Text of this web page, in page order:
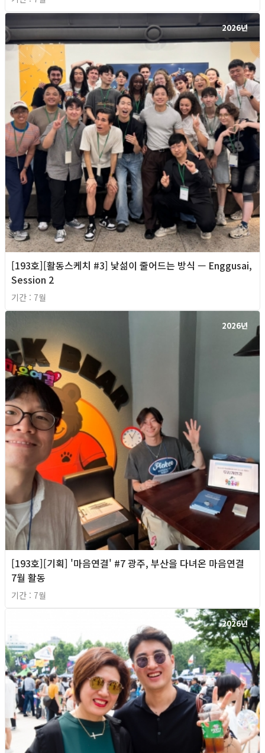
2026년
[193호][활동스케치 #3] 낯섦이 줄어드는 방식 — Enggusai,
Session 2
기간 : 7월
2026년
[193호][기획] '마음연결' #7 광주, 부산을 다녀온 마음연결
7월 활동
기간 : 7월
2026년